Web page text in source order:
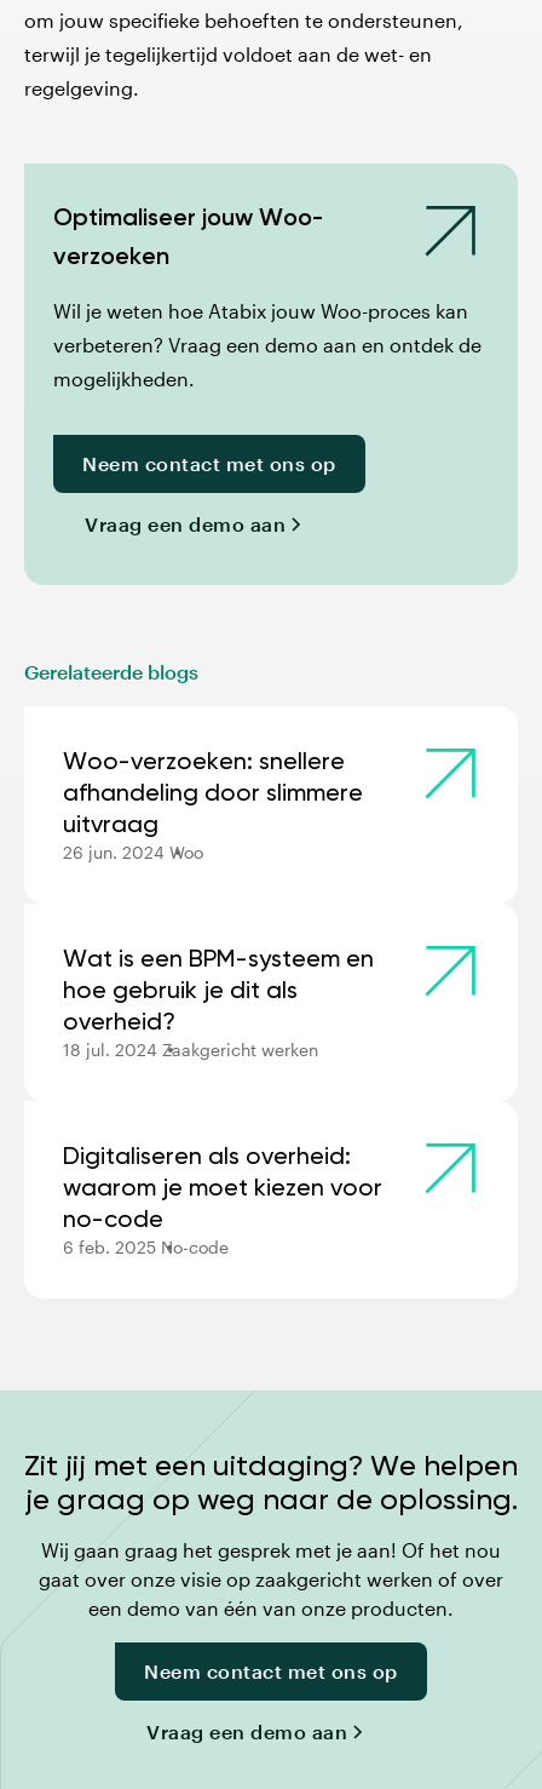
om jouw specifieke behoeften te ondersteunen,
terwijl je tegelijkertijd voldoet aan de wet- en
regelgeving.
Optimaliseer jouw Woo-
verzoeken
Wil je weten hoe Atabix jouw Woo-proces kan
verbeteren? Vraag een demo aan en ontdek de
mogelijkheden.
Neem contact met ons op
Vraag een demo aan
Gerelateerde blogs
Woo-verzoeken: snellere
afhandeling door slimmere
uitvraag
26 jun. 2024 Woo
Wat is een BPM-systeem en
hoe gebruik je dit als
overheid?
18 jul. 2024 Zaakgericht werken
Digitaliseren als overheid:
waarom je moet kiezen voor
no-code
6 feb. 2025 No-code
Zit jij met een uitdaging? We helpen
je graag op weg naar de oplossing.
Wij gaan graag het gesprek met je aan! Of het nou
gaat over onze visie op zaakgericht werken of over
een demo van één van onze producten.
Neem contact met ons op
Vraag een demo aan